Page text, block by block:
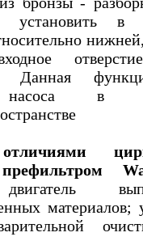
установить в
Данная
насоса в
двигатель
материалов;